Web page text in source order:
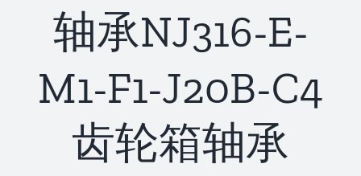
联系
轴承NJ316-E-
M1-F1-J20B-C4
齿轮箱轴承